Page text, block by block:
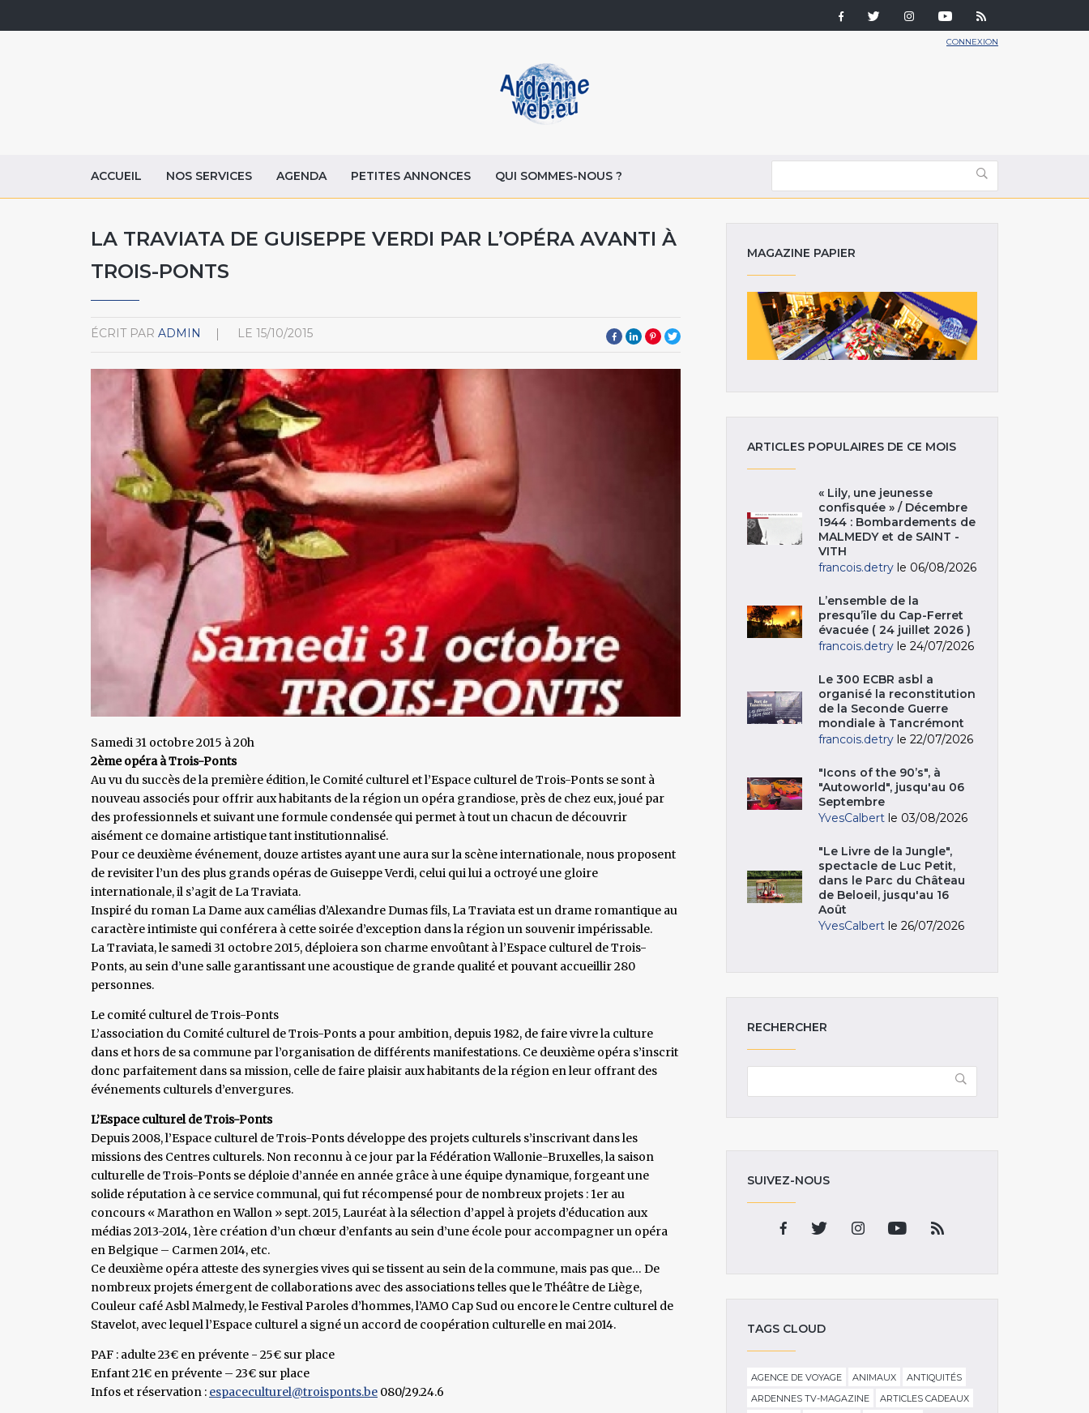
CONNEXION
ACCUEIL NOS SERVICES AGENDA PETITES ANNONCES QUI SOMMES-NOUS ?
LA TRAVIATA DE GUISEPPE VERDI PAR L’OPÉRA AVANTI À
TROIS-PONTS
ÉCRIT PAR ADMIN LE 15/10/2015
Samedi 31 octobre 2015 à 20h
2ème opéra à Trois-Ponts
Au vu du succès de la première édition, le Comité culturel et l’Espace culturel de Trois-Ponts se sont à
nouveau associés pour offrir aux habitants de la région un opéra grandiose, près de chez eux, joué par
des professionnels et suivant une formule condensée qui permet à tout un chacun de découvrir
aisément ce domaine artistique tant institutionnalisé.
Pour ce deuxième événement, douze artistes ayant une aura sur la scène internationale, nous proposent
de revisiter l’un des plus grands opéras de Guiseppe Verdi, celui qui lui a octroyé une gloire
internationale, il s’agit de La Traviata.
Inspiré du roman La Dame aux camélias d’Alexandre Dumas fils, La Traviata est un drame romantique au
caractère intimiste qui conférera à cette soirée d’exception dans la région un souvenir impérissable.
La Traviata, le samedi 31 octobre 2015, déploiera son charme envoûtant à l’Espace culturel de Trois-
Ponts, au sein d’une salle garantissant une acoustique de grande qualité et pouvant accueillir 280
personnes.
Le comité culturel de Trois-Ponts
L’association du Comité culturel de Trois-Ponts a pour ambition, depuis 1982, de faire vivre la culture
dans et hors de sa commune par l’organisation de différents manifestations. Ce deuxième opéra s’inscrit
donc parfaitement dans sa mission, celle de faire plaisir aux habitants de la région en leur offrant des
événements culturels d’envergures.
L’Espace culturel de Trois-Ponts
Depuis 2008, l’Espace culturel de Trois-Ponts développe des projets culturels s’inscrivant dans les
missions des Centres culturels. Non reconnu à ce jour par la Fédération Wallonie-Bruxelles, la saison
culturelle de Trois-Ponts se déploie d’année en année grâce à une équipe dynamique, forgeant une
solide réputation à ce service communal, qui fut récompensé pour de nombreux projets : 1er au
concours « Marathon en Wallon » sept. 2015, Lauréat à la sélection d’appel à projets d’éducation aux
médias 2013-2014, 1ère création d’un chœur d’enfants au sein d’une école pour accompagner un opéra
en Belgique – Carmen 2014, etc.
Ce deuxième opéra atteste des synergies vives qui se tissent au sein de la commune, mais pas que… De
nombreux projets émergent de collaborations avec des associations telles que le Théâtre de Liège,
Couleur café Asbl Malmedy, le Festival Paroles d’hommes, l’AMO Cap Sud ou encore le Centre culturel de
Stavelot, avec lequel l’Espace culturel a signé un accord de coopération culturelle en mai 2014.
PAF : adulte 23€ en prévente - 25€ sur place
Enfant 21€ en prévente – 23€ sur place
Infos et réservation : espaceculturel@troisponts.be 080/29.24.6
MAGAZINE PAPIER
ARTICLES POPULAIRES DE CE MOIS
« Lily, une jeunesse
confisquée » / Décembre
1944 : Bombardements de
MALMEDY et de SAINT -
VITH
francois.detry le 06/08/2026
L’ensemble de la
presqu’île du Cap-Ferret
évacuée ( 24 juillet 2026 )
francois.detry le 24/07/2026
Le 300 ECBR asbl a
organisé la reconstitution
de la Seconde Guerre
mondiale à Tancrémont
francois.detry le 22/07/2026
"Icons of the 90’s", à
"Autoworld", jusqu'au 06
Septembre
YvesCalbert le 03/08/2026
"Le Livre de la Jungle",
spectacle de Luc Petit,
dans le Parc du Château
de Beloeil, jusqu'au 16
Août
YvesCalbert le 26/07/2026
RECHERCHER
SUIVEZ-NOUS
TAGS CLOUD
AGENCE DE VOYAGE ANIMAUX
ANTIQUITÉS
ARDENNES TV-MAGAZINE
ARTICLES CADEAUX